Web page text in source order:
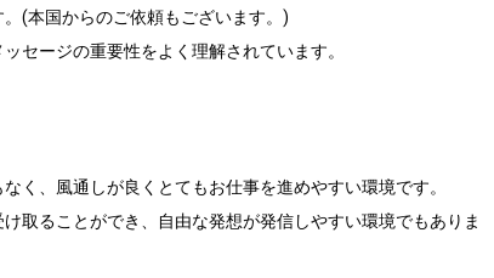
(本国からのご依頼もございます。)
セージの重要性をよく理解されています。
く、風通しが良くとてもお仕事を進めやすい環境です。
取ることができ、自由な発想が発信しやすい環境でもありま